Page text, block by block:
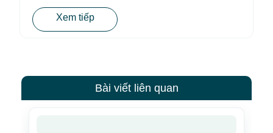
Xem tiếp
Bài viết liên quan